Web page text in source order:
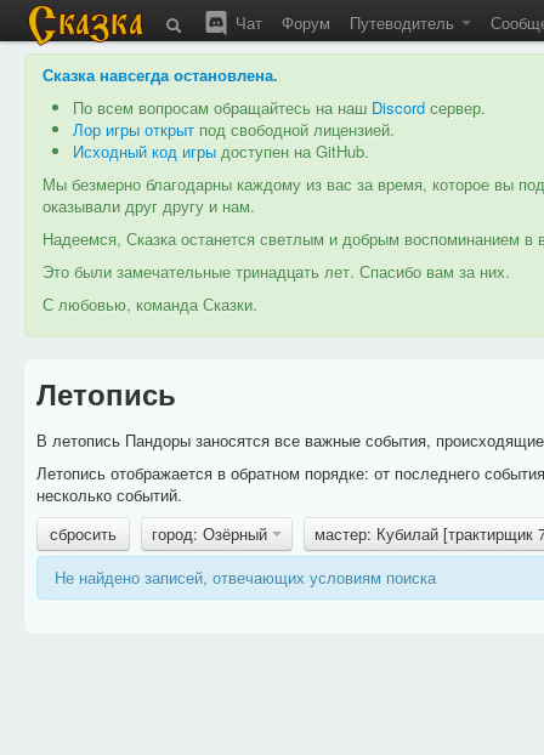
Чат Форум Путеводитель
Сказка навсегда остановлена.
По всем вопросам обращайтесь на наш Discord сервер.
Лор игры открыт под свободной лицензией.
Исходный код игры доступен на GitHub.
Мы безмерно благодарны каждому из вас за время, которое вы
оказывали друг другу и нам.
Надеемся, Сказка останется светлым и добрым воспоминанием
Это были замечательные тринадцать лет. Спасибо вам за них.
С любовью, команда Сказки.
Летопись
В летопись Пандоры заносятся все важные события,
Летопись отображается в обратном порядке: от последнего
несколько событий.
сбросить
город: Озёрный
мастер: Кубилай [трактирщик
Не найдено записей, отвечающих условиям поиска